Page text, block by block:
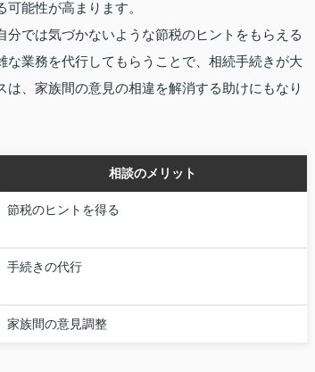
能性が高まります。
では気づかないような節税のヒントをもらえる
業務を代行してもらうことで、相続手続きが大
、家族間の意見の相違を解消する助けにもなり
相談のメリット
節税のヒントを得る
手続きの代行
家族間の意見調整